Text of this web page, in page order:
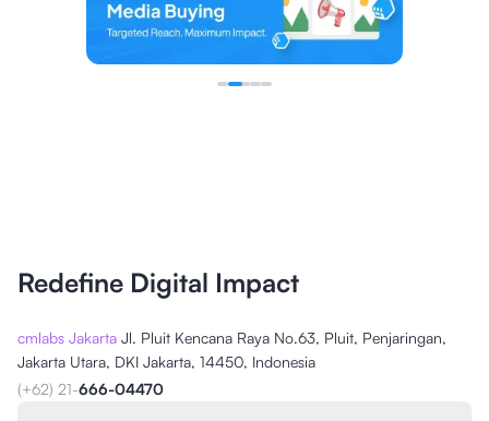
Redefine Digital Impact
cmlabs Jakarta Jl. Pluit Kencana Raya No.63, Pluit, Penjaringan,
Jakarta Utara, DKI Jakarta, 14450, Indonesia
(+62) 21-666-04470